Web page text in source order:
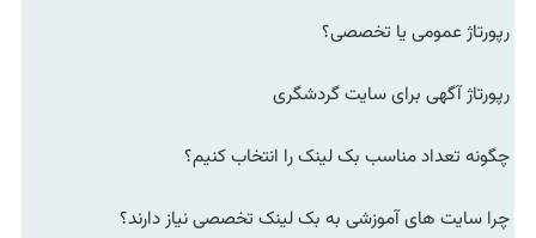
رپورتاژ عمومی یا تخصصی؟
رپورتاژ آگهی برای سایت گردشگری
چگونه تعداد مناسب بک لینک را انتخاب کنیم؟
چرا سایت های آموزشی به بک لینک تخصصی نیاز دارند؟